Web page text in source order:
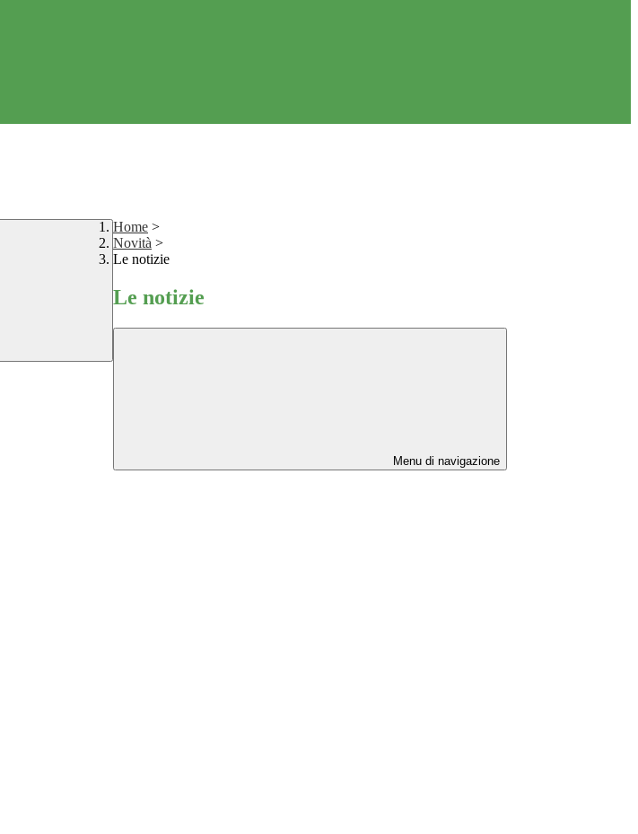
Home >
Novità >
Le notizie
Le notizie
Menu di navigazione